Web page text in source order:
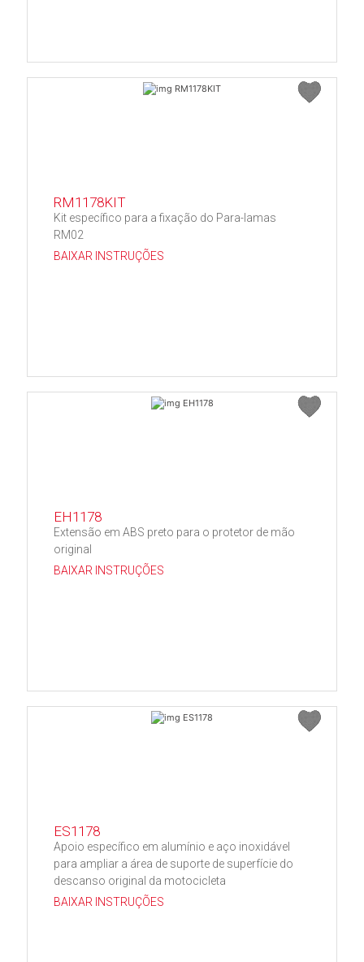
RM1178KIT
Kit específico para a fixação do Para-lamas
RM02
BAIXAR INSTRUÇÕES
EH1178
Extensão em ABS preto para o protetor de mão
original
BAIXAR INSTRUÇÕES
ES1178
Apoio específico em alumínio e aço inoxidável
para ampliar a área de suporte de superfície do
descanso original da motocicleta
BAIXAR INSTRUÇÕES